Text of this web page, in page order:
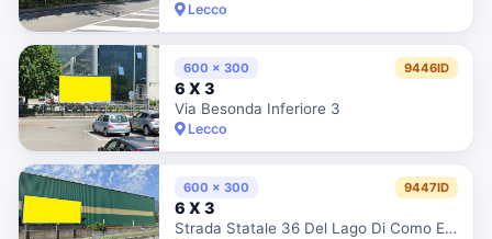
Lecco
600 x 300 9446ID
6 X 3
Via Besonda Inferiore 3
Lecco
600 x 300 9447ID
6 X 3
Strada Statale 36 Del Lago Di Como E Dello Spluga